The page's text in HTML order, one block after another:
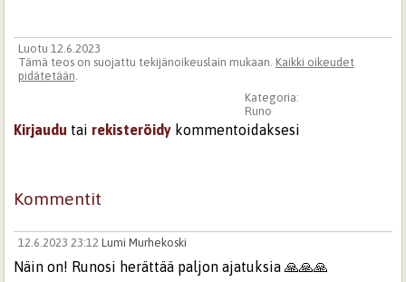
Luotu 12.6.2023
Tämä teos on suojattu tekijänoikeuslain mukaan. Kaikki oikeudet
pidätetään.
Kategoria:
Runo
Kirjaudu tai rekisteröidy kommentoidaksesi
Kommentit
12.6.2023 23:12 Lumi Murhekoski
Näin on! Runosi herättää paljon ajatuksia 🙏🙏🙏